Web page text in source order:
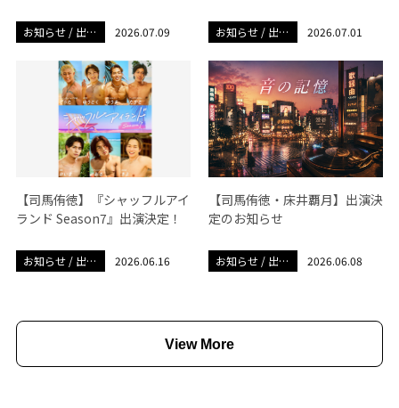
お知らせ / 出演
2026.07.09
お知らせ / 出演
2026.07.01
【司馬侑徳】『シャッフルアイ
ランド Season7』出演決定！
お知らせ / 出演
2026.06.16
【司馬侑徳・床井覇月】出演決
定のお知らせ
お知らせ / 出演
2026.06.08
View More